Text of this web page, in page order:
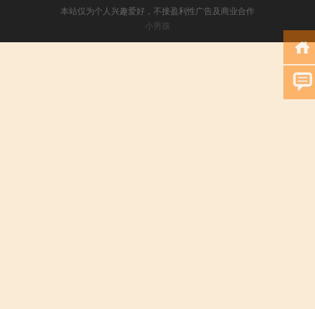
本站仅为个人兴趣爱好，不接盈利性广告及商业合作
小男孩